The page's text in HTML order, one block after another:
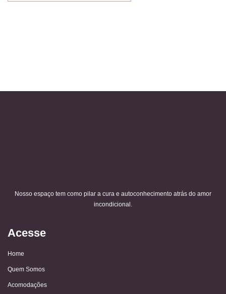
Nosso espaço tem como pilar a cura e autoconhecimento atrás do amor
incondicional.
Acesse
Home
Quem Somos
Acomodações